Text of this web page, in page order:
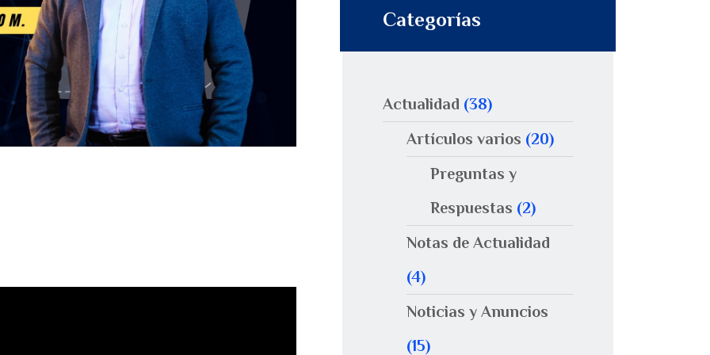
Categorías
Actualidad (38)
Artículos varios (20)
Preguntas y
Respuestas (2)
Notas de Actualidad
(4)
Noticias y Anuncios
(15)